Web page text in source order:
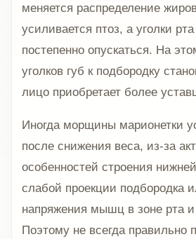
меняется распределение
усиливается птоз, а уголки
постепенно опускаться. На
уголков губ к подбородку
лицо приобретает более
Иногда морщины марионетки
после снижения веса, из-за
особенностей строения
слабой проекции подбородка
напряжения мышц в зоне рта и
Поэтому не всегда правильно